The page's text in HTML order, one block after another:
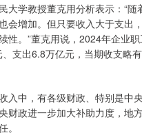
大学教授董克用分析表示：“
会增加。但只要收入大于支出
性。”董克用说，2024年企业
支出6.8万亿元，当期收支略
入中，有各级财政、特别是中
财政进一步加大补助力度，地
。